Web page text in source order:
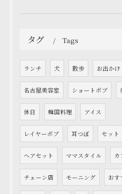
タグ Tags
ランチ 犬 散歩 お出かけ
名古屋美容室 ショートボブ
休日 韓国料理 アイス
レイヤーボブ 耳つぼ セット
ヘアセット ママスタイル カ
チェーン店 モーニング おす